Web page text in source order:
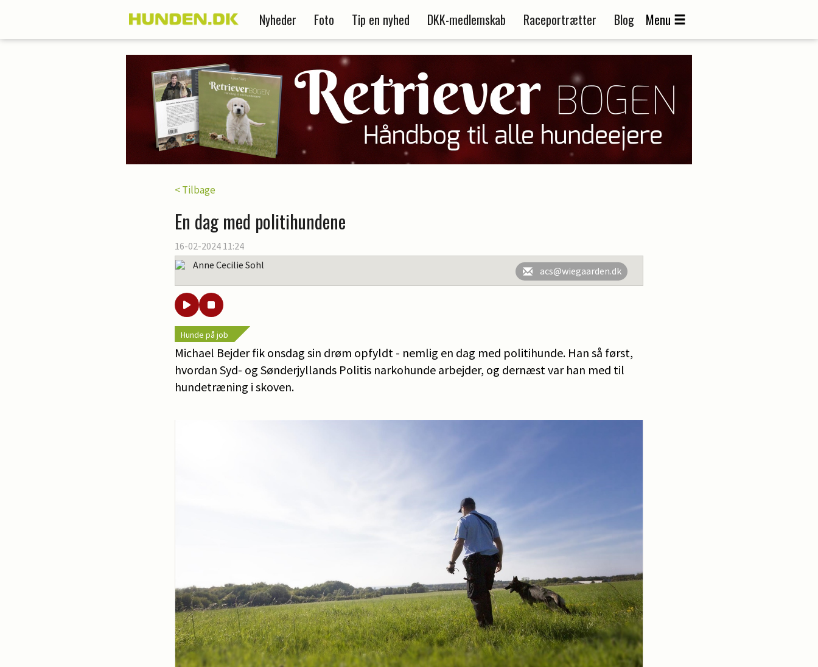
Nyheder Foto Tip en nyhed DKK-medlemskab Raceportrætter Blog Menu
< Tilbage
En dag med politihundene
16-02-2024 11:24
Anne Cecilie Sohl
acs@wiegaarden.dk
Hunde på job
Michael Bejder fik onsdag sin drøm opfyldt - nemlig en dag med politihunde. Han så først,
hvordan Syd- og Sønderjyllands Politis narkohunde arbejder, og dernæst var han med til
hundetræning i skoven.